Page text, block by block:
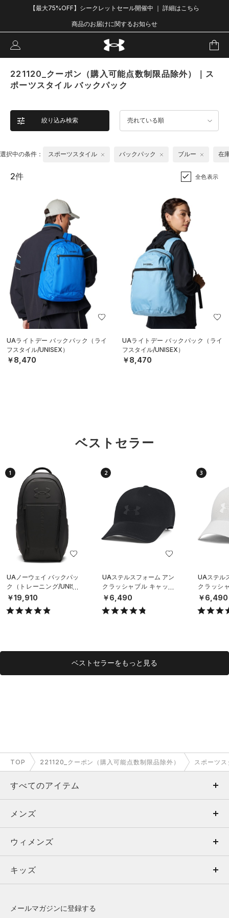
【最大75%OFF】シークレットセール開催中 ｜ 詳細はこちら
商品のお届けに関するお知らせ
221120_クーポン（購入可能点数制限品除外）｜ス
ポーツスタイル バックパック
絞り込み検索 売れている順
選択中の条件： スポーツスタイル バックパック ブルー 在
2件 全色表示
UAライトデー バックパック（ライ
フスタイル/UNISEX）
￥8,470
UAライトデー バックパック（ライ
フスタイル/UNISEX）
￥8,470
ベストセラー
1
UAノーウェイ バックパッ
ク（トレーニング/UNISE
X）
￥19,910
2
UAステルスフォーム アン
クラッシャブル キャップ
（ライフスタイル/UNISE
X）
￥6,490
3
UAステル
クラッシ
（ライフ
X）
￥6,490
ベストセラーをもっと見る
TOP 221120_クーポン（購入可能点数制限品除外） スポーツ
すべてのアイテム
メンズ
ウィメンズ
キッズ
メンズ
トップス
ボトムス
ウィメンズ
トップス
キッズ
メールマガジンに登録する